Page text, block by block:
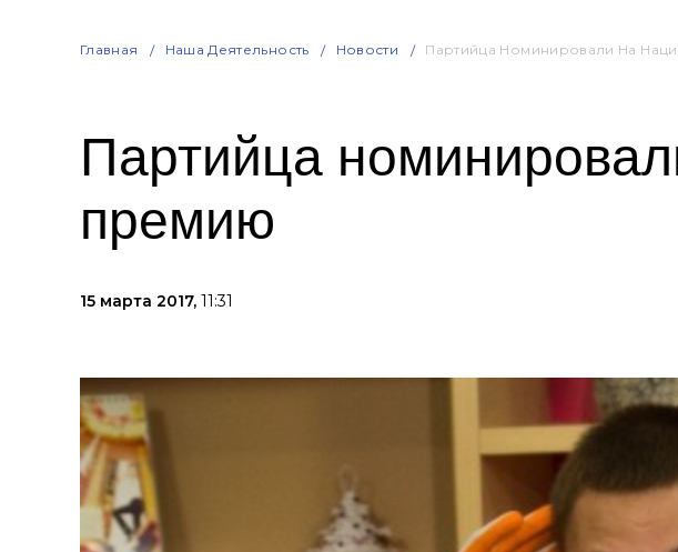
Главная Наша Деятельность Новости Партийца Номинировали На
Партийца
премию
15 марта 2017, 11:31